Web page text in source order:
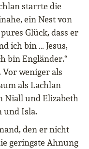
starrte die
ein Nest von
Glück, dass er
ich bin … Jesus,
bin Engländer.“
weniger als
als Lachlan
Niall und Elizabeth
und Isla.
den er nicht
geringste Ahnung